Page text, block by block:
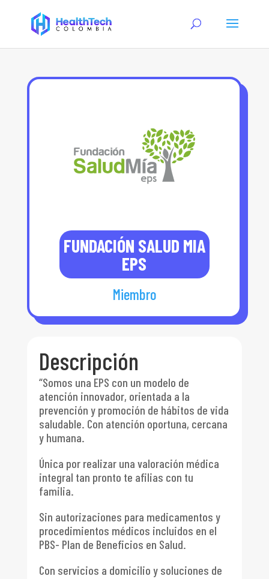
FUNDACIÓN SALUD MIA
EPS
Miembro
Descripción
“Somos una EPS con un modelo de
atención innovador, orientada a la
prevención y promoción de hábitos de vida
saludable. Con atención oportuna, cercana
y humana.
Única por realizar una valoración médica
integral tan pronto te afilias con tu
familia.
Sin autorizaciones para medicamentos y
procedimientos médicos incluidos en el
PBS- Plan de Beneficios en Salud.
Con servicios a domicilio y soluciones de